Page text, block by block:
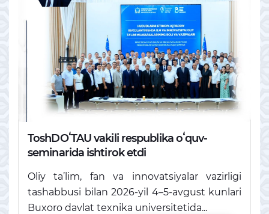
ToshDOʻTAU vakili respublika oʻquv-
seminarida ishtirok etdi
Oliy ta’lim, fan va innovatsiyalar vazirligi
tashabbusi bilan 2026-yil 4–5-avgust kunlari
Buxoro davlat texnika universitetida...